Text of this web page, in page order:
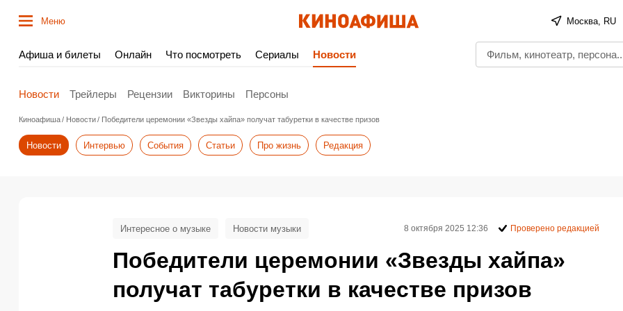
Меню Москва, RU
Афиша и билеты Онлайн Что посмотреть Сериалы Новости
Новости Трейлеры Рецензии Викторины Персоны
Киноафиша Новости Победители церемонии «Звезды хайпа» получат табуретки в качестве призов
Новости Интервью События Статьи Про жизнь Редакция
Победители церемонии «Звезды хайпа»
получат табуретки в качестве призов
Интересное о музыке Новости музыки 8 октября 2025 12:36 Проверено редакцией